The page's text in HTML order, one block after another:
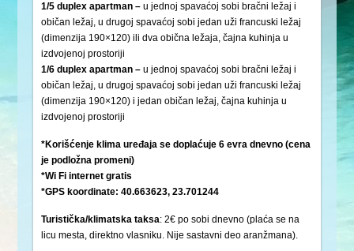
1/5 duplex apartman – u jednoj spavaćoj sobi bračni ležaj i
običan ležaj, u drugoj spavaćoj sobi jedan uži francuski ležaj
(dimenzija 190×120) ili dva obična ležaja, čajna kuhinja u
izdvojenoj prostoriji
1/6 duplex apartman – u jednoj spavaćoj sobi bračni ležaj i
običan ležaj, u drugoj spavaćoj sobi jedan uži francuski ležaj
(dimenzija 190×120) i jedan običan ležaj, čajna kuhinja u
izdvojenoj prostoriji
*Korišćenje klima uređaja se doplaćuje 6 evra dnevno (cena
je podložna promeni)
*Wi Fi internet gratis
*GPS koordinate: 40.663623, 23.701244
Turistička/klimatska taksa: 2€ po sobi dnevno (plaća se na
licu mesta, direktno vlasniku. Nije sastavni deo aranžmana).